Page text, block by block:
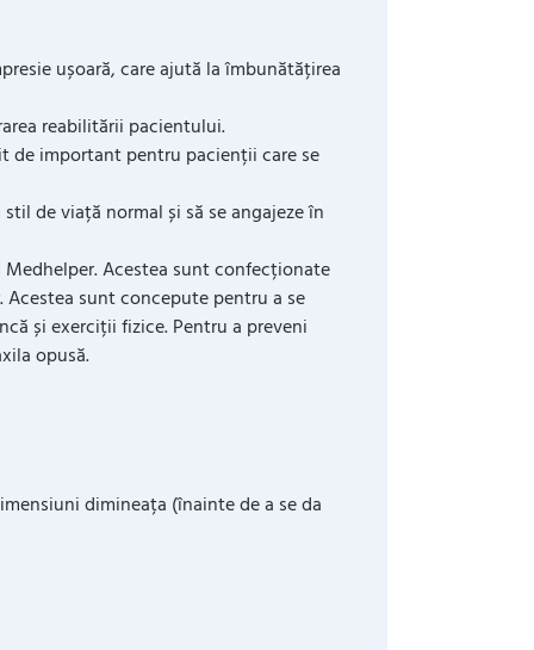
ușoară, care ajută la îmbunătățirea
reabilitării pacientului.
de important pentru pacienții care se
de viață normal și să se angajeze în
Acestea sunt confecționate
sunt concepute pentru a se
și exerciții fizice. Pentru a preveni
opusă.
dimineața (înainte de a se da